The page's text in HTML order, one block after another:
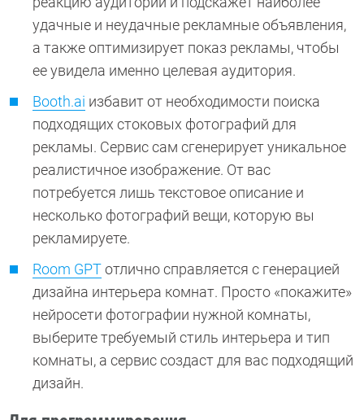
удачные и неудачные рекламные объявления,
а также оптимизирует показ рекламы, чтобы
ее увидела именно целевая аудитория.
Booth.ai избавит от необходимости поиска
подходящих стоковых фотографий для
рекламы. Сервис сам сгенерирует уникальное
реалистичное изображение. От вас
потребуется лишь текстовое описание и
несколько фотографий вещи, которую вы
рекламируете.
Room GPTотлично справляется с генерацией
дизайна интерьера комнат. Просто «покажите»
нейросети фотографии нужной комнаты,
выберите требуемый стиль интерьера и тип
комнаты, а сервис создаст для вас подходящий
дизайн.